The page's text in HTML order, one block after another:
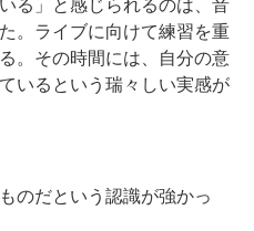
る」と感じられるのは、音
。ライブに向けて練習を重
。その時間には、自分の意
いるという瑞々しい実感が
のだという認識が強かっ